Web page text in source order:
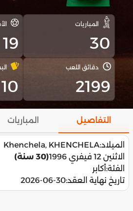
المباريات
30
19
دقائق اللعب
2199
10
التفاصيل المباريات
الميلاد:Khenchela, KHENCHELA
الاثنين 12 فيفري 1996
(30 سنة)
الفئة:أكابر
تاريخ نهاية العقد:2026-06-30